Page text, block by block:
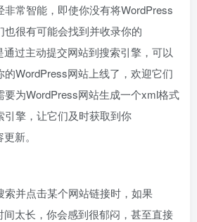
非常智能，即使你没有将WordPress
也很有可能会找到并收录你的
过主动提交网站到搜索引擎，可以
WordPress网站上线了，欢迎它们
要为WordPress网站生成一个xml格式
引擎，让它们及时获取到你
新。
索并点击某个网站链接时，如果
太长，你会感到很郁闷，甚至直接